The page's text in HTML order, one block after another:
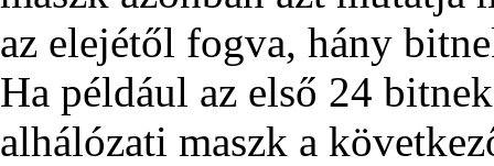
az elejétől fogva, hány
Ha például az első 24
alhálózati maszk a